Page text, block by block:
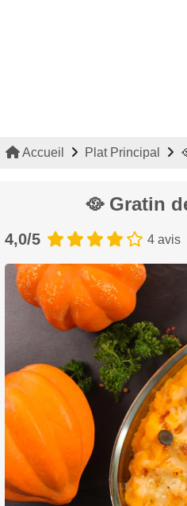
Accueil Plat Principal
🥘 Gratin
4,0/5 4 avis